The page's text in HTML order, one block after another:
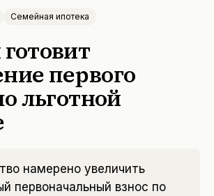
Семейная ипотека
первого
льготной
намерено увеличить
первоначальный взнос по